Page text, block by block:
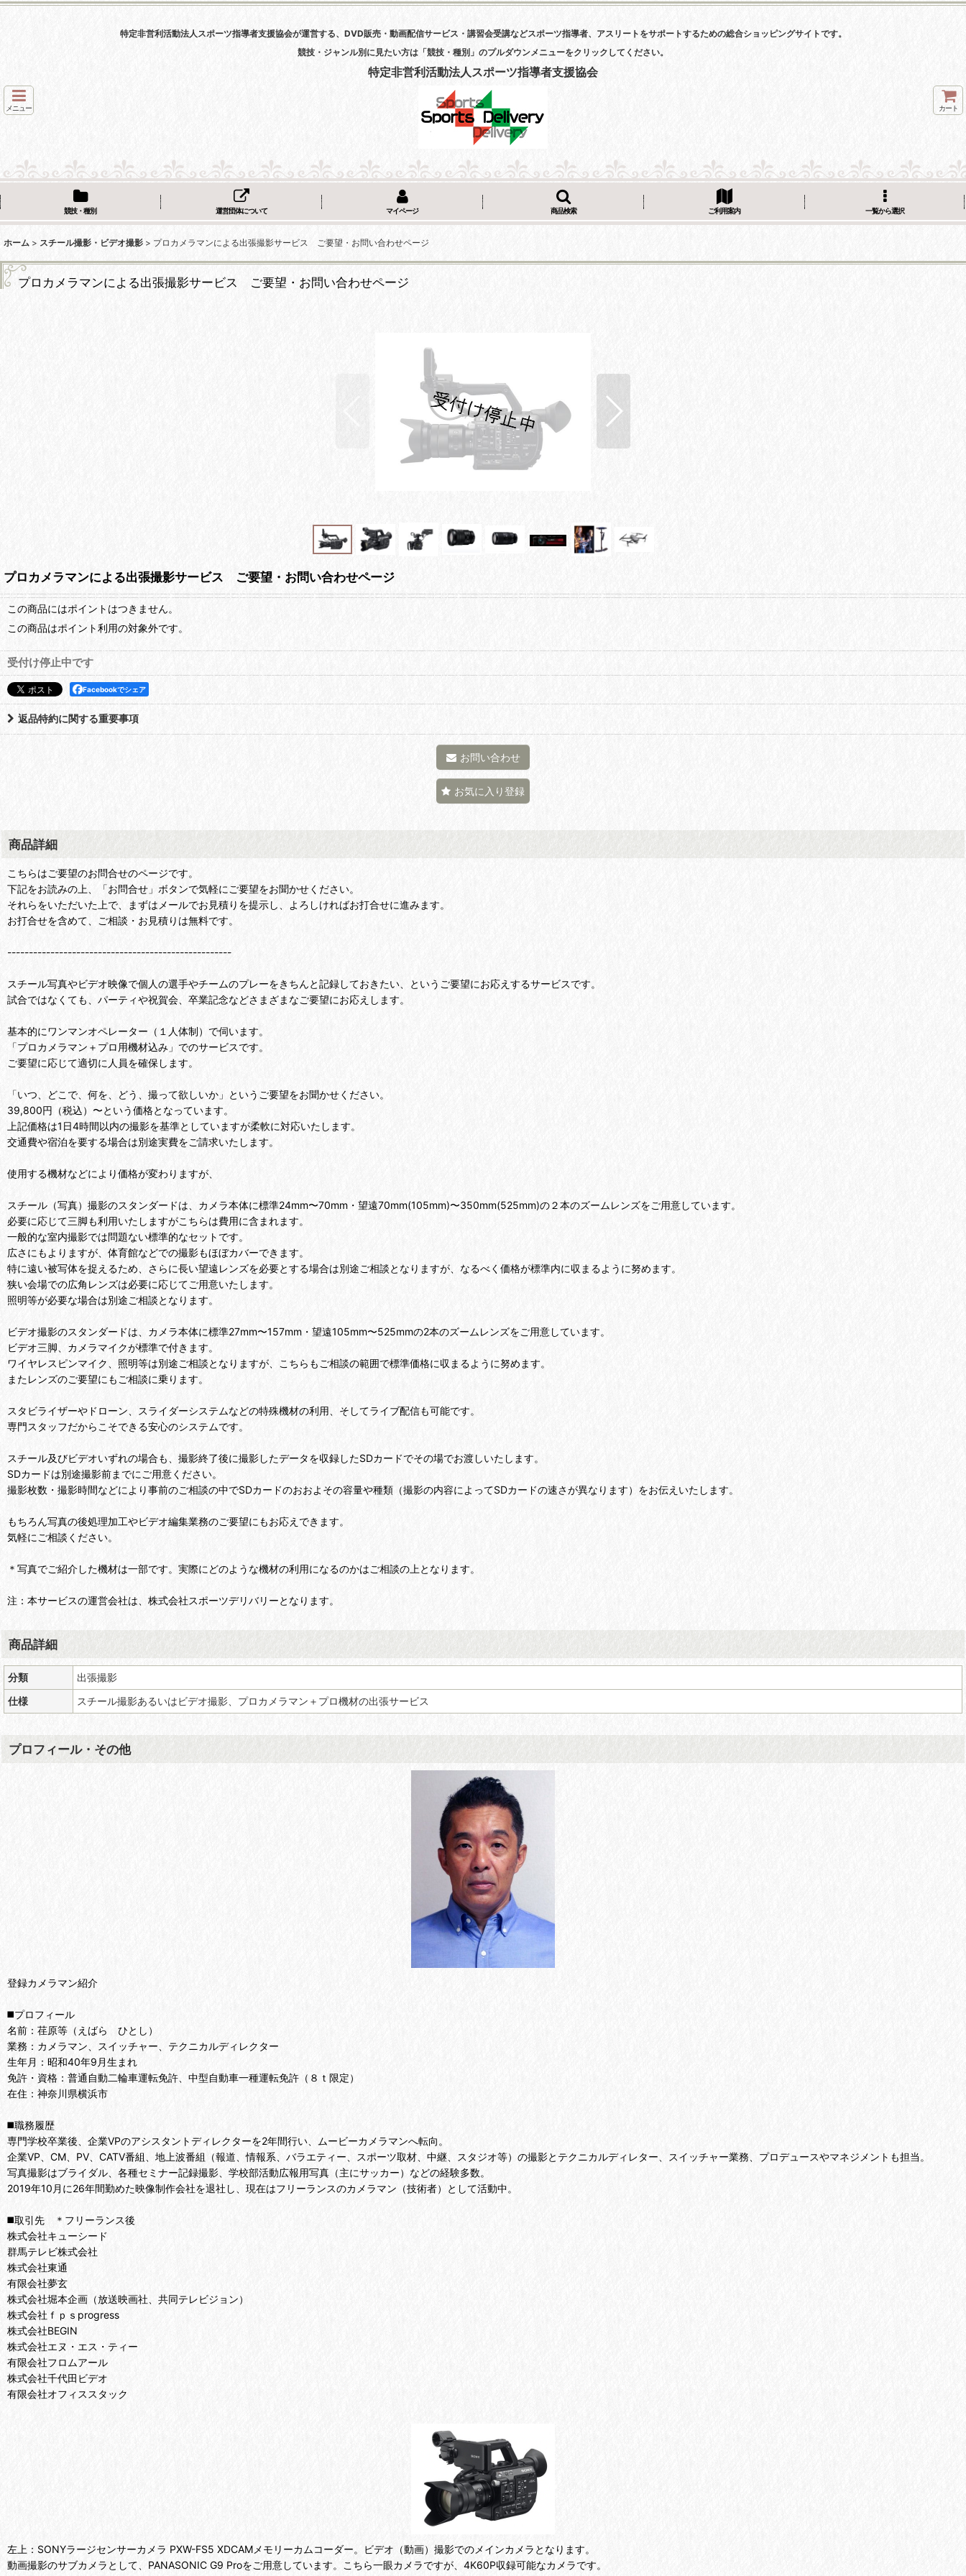
特定非営利活動法人スポーツ指導者支援協会が運営する、DVD販売・動画配信サービス・講習会受講などスポーツ指導者、アスリートをサポートするための総合ショッピングサイトです。
競技・ジャンル別に見たい方は「競技・種別」のプルダウンメニューをクリックしてください。
特定非営利活動法人スポーツ指導者支援協会
メニュー カート
競技・種別 運営団体について マイページ 商品検索 ご利用案内 一覧から選択
ホーム > スチール撮影・ビデオ撮影 > プロカメラマンによる出張撮影サービス ご要望・お問い合わせページ
プロカメラマンによる出張撮影サービス ご要望・お問い合わせページ
プロカメラマンによる出張撮影サービス ご要望・お問い合わせページ
この商品にはポイントはつきません。
この商品はポイント利用の対象外です。
受付け停止中です
Facebookでシェア
返品特約に関する重要事項
お問い合わせ
お気に入り登録
商品詳細
こちらはご要望のお問合せのページです。
下記をお読みの上、「お問合せ」ボタンで気軽にご要望をお聞かせください。
それらをいただいた上で、まずはメールでお見積りを提示し、よろしければお打合せに進みます。
お打合せを含めて、ご相談・お見積りは無料です。
----------------------------------------------------
スチール写真やビデオ映像で個人の選手やチームのプレーをきちんと記録しておきたい、というご要望にお応えするサービスです。
試合ではなくても、パーティや祝賀会、卒業記念などさまざまなご要望にお応えします。
基本的にワンマンオペレーター（１人体制）で伺います。
「プロカメラマン＋プロ用機材込み」でのサービスです。
ご要望に応じて適切に人員を確保します。
「いつ、どこで、何を、どう、撮って欲しいか」というご要望をお聞かせください。
39,800円（税込）〜という価格となっています。
上記価格は1日4時間以内の撮影を基準としていますが柔軟に対応いたします。
交通費や宿泊を要する場合は別途実費をご請求いたします。
使用する機材などにより価格が変わりますが、
スチール（写真）撮影のスタンダードは、カメラ本体に標準24mm〜70mm・望遠70mm(105mm)〜350mm(525mm)の２本のズームレンズをご用意しています。
必要に応じて三脚も利用いたしますがこちらは費用に含まれます。
一般的な室内撮影では問題ない標準的なセットです。
広さにもよりますが、体育館などでの撮影もほぼカバーできます。
特に遠い被写体を捉えるため、さらに長い望遠レンズを必要とする場合は別途ご相談となりますが、なるべく価格が標準内に収まるように努めます。
狭い会場での広角レンズは必要に応じてご用意いたします。
照明等が必要な場合は別途ご相談となります。
ビデオ撮影のスタンダードは、カメラ本体に標準27mm〜157mm・望遠105mm〜525mmの2本のズームレンズをご用意しています。
ビデオ三脚、カメラマイクが標準で付きます。
ワイヤレスピンマイク、照明等は別途ご相談となりますが、こちらもご相談の範囲で標準価格に収まるように努めます。
またレンズのご要望にもご相談に乗ります。
スタビライザーやドローン、スライダーシステムなどの特殊機材の利用、そしてライブ配信も可能です。
専門スタッフだからこそできる安心のシステムです。
スチール及びビデオいずれの場合も、撮影終了後に撮影したデータを収録したSDカードでその場でお渡しいたします。
SDカードは別途撮影前までにご用意ください。
撮影枚数・撮影時間などにより事前のご相談の中でSDカードのおおよその容量や種類（撮影の内容によってSDカードの速さが異なります）をお伝えいたします。
もちろん写真の後処理加工やビデオ編集業務のご要望にもお応えできます。
気軽にご相談ください。
＊写真でご紹介した機材は一部です。実際にどのような機材の利用になるのかはご相談の上となります。
注：本サービスの運営会社は、株式会社スポーツデリバリーとなります。
商品詳細
分類
出張撮影
仕様
スチール撮影あるいはビデオ撮影、プロカメラマン＋プロ機材の出張サービス
プロフィール・その他
登録カメラマン紹介
◼️プロフィール
名前：荏原等（えばら ひとし）
業務：カメラマン、スイッチャー、テクニカルディレクター
生年月：昭和40年9月生まれ
免許・資格：普通自動二輪車運転免許、中型自動車一種運転免許（８ｔ限定）
在住：神奈川県横浜市
◼️職務履歴
専門学校卒業後、企業VPのアシスタントディレクターを2年間行い、ムービーカメラマンへ転向。
企業VP、CM、PV、CATV番組、地上波番組（報道、情報系、バラエティー、スポーツ取材、中継、スタジオ等）の撮影とテクニカルディレター、スイッチャー業務、プロデュースやマネジメントも担当。
写真撮影はブライダル、各種セミナー記録撮影、学校部活動広報用写真（主にサッカー）などの経験多数。
2019年10月に26年間勤めた映像制作会社を退社し、現在はフリーランスのカメラマン（技術者）として活動中。
◼️取引先 ＊フリーランス後
株式会社キューシード
群馬テレビ株式会社
株式会社東通
有限会社夢玄
株式会社堀本企画（放送映画社、共同テレビジョン）
株式会社ｆｐｓprogress
株式会社BEGIN
株式会社エヌ・エス・ティー
有限会社フロムアール
株式会社千代田ビデオ
有限会社オフィススタック
左上：SONYラージセンサーカメラ PXW-FS5 XDCAMメモリーカムコーダー。ビデオ（動画）撮影でのメインカメラとなります。
動画撮影のサブカメラとして、PANASONIC G9 Proをご用意しています。こちら一眼カメラですが、4K60P収録可能なカメラです。